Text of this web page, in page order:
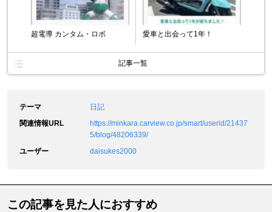
超電導 カンタム・ロボ 愛車と出会って1年！
記事一覧
テーマ
日記
関連情報URL
https://minkara.carview.co.jp/smart/userid/21437
5/blog/48206339/
ユーザー
daisukes2000
この記事を見た人におすすめ